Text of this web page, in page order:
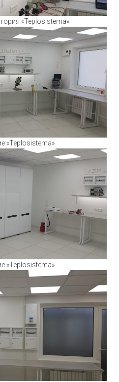
«Teplosistema»
«Teplosistema»
«Teplosistema»